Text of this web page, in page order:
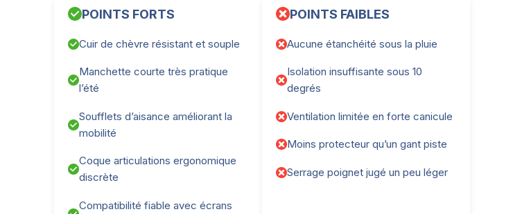
POINTS FORTS
Cuir de chèvre résistant et souple
Manchette courte très pratique
l’été
Soufflets d’aisance améliorant la
mobilité
Coque articulations ergonomique
discrète
Compatibilité fiable avec écrans
POINTS FAIBLES
Aucune étanchéité sous la pluie
Isolation insuffisante sous 10
degrés
Ventilation limitée en forte canicule
Moins protecteur qu’un gant piste
Serrage poignet jugé un peu léger